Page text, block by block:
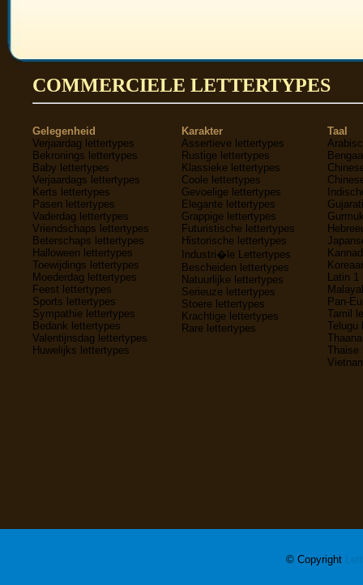
COMMERCIELE LETTERTYPES
Gelegenheid
Verjaardag lettertypes
Bekronings lettertypes
Baby lettertypes
Verjaardags lettertypes
Kerts lettertypes
Pasen lettertypes
Vaderdag lettertypes
Vriendschaps lettertypes
Beterschaps lettertypes
Halloween lettertypes
Toewijdings lettertypes
Moederdag lettertypes
Feest lettertypes
Sports lettertypes
Sympathie lettertypes
Bedank lettertypes
Valentijnsdag lettertypes
Huwelijks lettertypes
Karakter
Assertieve lettertypes
Rustige lettertypes
Klassieke lettertypes
Coole lettertypes
Gevoelige lettertypes
Elegante lettertypes
Grappige lettertypes
Futuristische lettertypes
Historische lettertypes
Industri�le Lettertypes
Bescheiden lettertypes
Natuurlijke lettertypes
Serieuze lettertypes
Stoere lettertypes
Krachtige lettertypes
Rare lettertypes
Taal
Latin 1
Pan-
Tamil
Telugu
Thaise
© Copyright